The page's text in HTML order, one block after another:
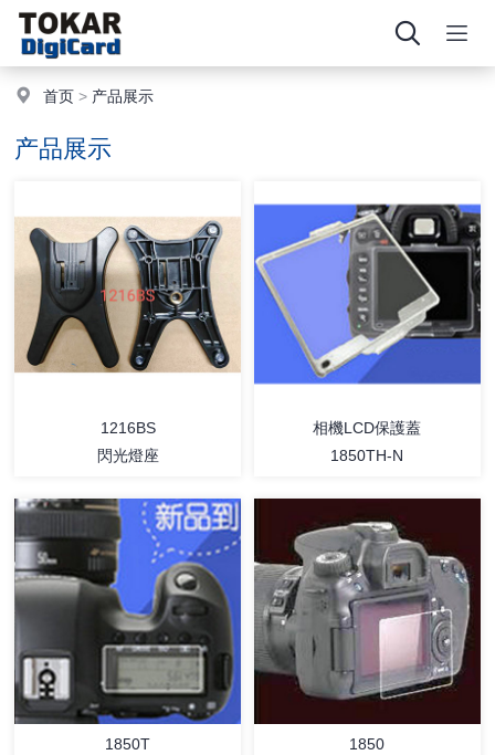
首页 > 产品展示
产品展示
详情
1216BS
閃光燈座
详情
相機LCD保護蓋
1850TH-N
1850T
1850